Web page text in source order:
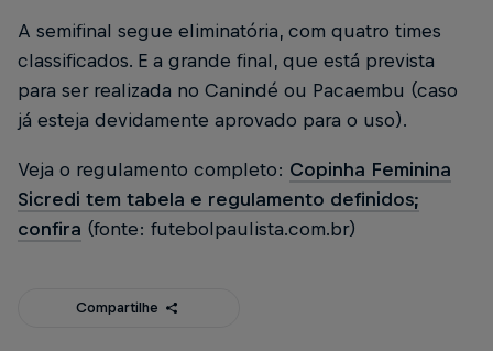
A semifinal segue eliminatória, com quatro times
classificados. E a grande final, que está prevista
para ser realizada no Canindé ou Pacaembu (caso
já esteja devidamente aprovado para o uso).
Veja o regulamento completo: Copinha Feminina
Sicredi tem tabela e regulamento definidos;
confira (fonte: futebolpaulista.com.br)
Compartilhe